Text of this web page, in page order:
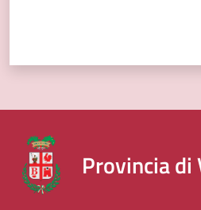
Provincia di